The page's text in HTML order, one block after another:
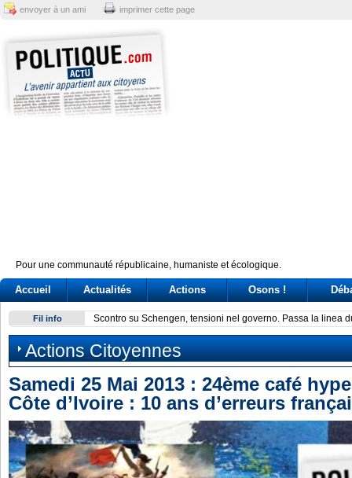
envoyer à un ami imprimer cette page
Pour une communauté républicaine, humaniste et écologique.
Accueil Actualités Actions Osons !
Fil info Scontro su Schengen, tensioni nel governo. Passa la linea
Actions Citoyennes
Samedi 25 Mai 2013 : 24ème café
Côte d’Ivoire : 10 ans d’erreurs